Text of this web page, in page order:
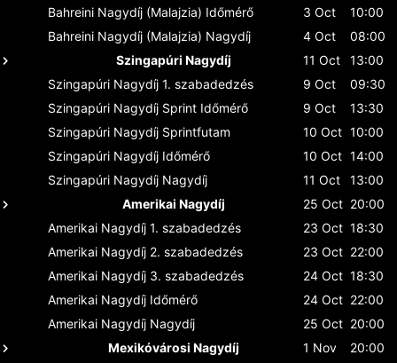
Bahreini Nagydíj (Malajzia) Időmérő 3 Oct
10:00
Bahreini Nagydíj (Malajzia) Nagydíj 4 Oct
08:00
Szingapúri Nagydíj
11 Oct
13:00
Szingapúri Nagydíj 1. szabadedzés 9 Oct
09:30
Szingapúri Nagydíj Sprint Időmérő 9 Oct
13:30
Szingapúri Nagydíj Sprintfutam 10 Oct 10:00
Szingapúri Nagydíj Időmérő 10 Oct 14:00
Szingapúri Nagydíj Nagydíj 11 Oct
13:00
Amerikai Nagydíj
25 Oct 20:00
Amerikai Nagydíj 1. szabadedzés 23 Oct 18:30
Amerikai Nagydíj 2. szabadedzés 23 Oct 22:00
Amerikai Nagydíj 3. szabadedzés 24 Oct 18:30
Amerikai Nagydíj Időmérő 24 Oct 22:00
Amerikai Nagydíj Nagydíj 25 Oct 20:00
Mexikóvárosi Nagydíj
1 Nov 20:00